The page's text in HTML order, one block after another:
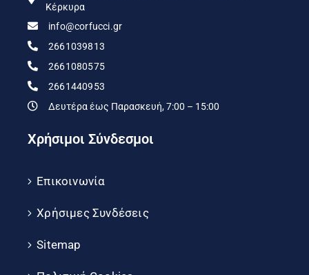
Κέρκυρα
info@corfucci.gr
2661039813
2661080575
2661440953
Δευτέρα έως Παρασκευή, 7:00 – 15:00
Χρήσιμοι Σύνδεσμοι
Επικοινωνία
Χρήσιμες Συνδέσεις
Sitemap